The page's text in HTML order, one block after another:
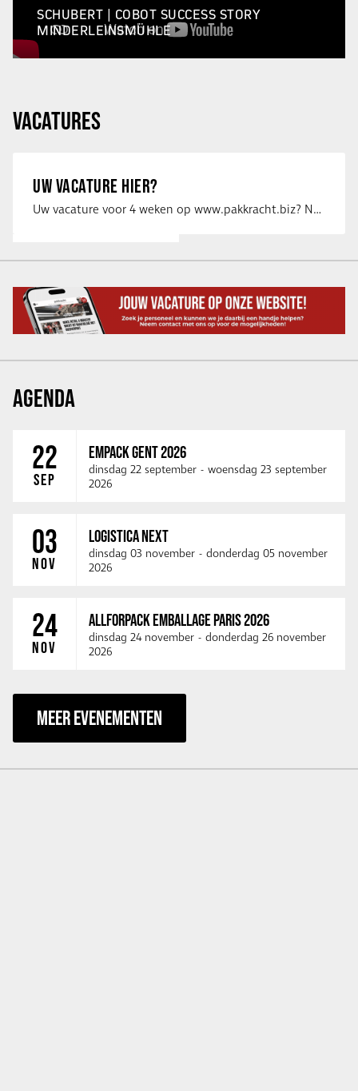
SCHUBERT | COBOT SUCCESS STORY
MINDERLEINSMÜHLE
VACATURES
UW VACATURE HIER?
Uw vacature voor 4 weken op www.pakkracht.biz? Neem dan contact op met Yannick van …
AGENDA
22
SEP
EMPACK GENT 2026
dinsdag 22 september - woensdag 23 september
2026
03
NOV
LOGISTICA NEXT
dinsdag 03 november - donderdag 05 november
2026
24
NOV
ALLFORPACK EMBALLAGE PARIS 2026
dinsdag 24 november - donderdag 26 november
2026
MEER EVENEMENTEN